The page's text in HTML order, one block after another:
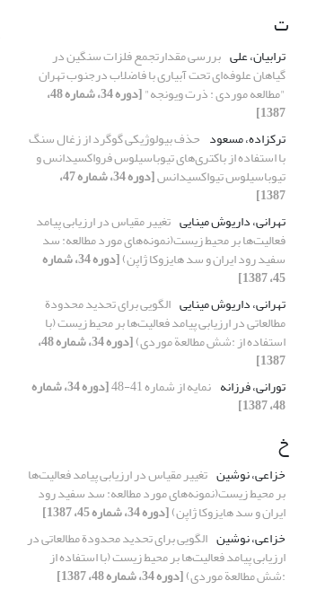
ت
ترابیان، علی بررسی مقدارتجمع فلزات سنگین در
گیاهان علوفه‌ای تحت آبیاری با فاضلاب درجنوب تهران
"مطالعه موردی : ذرت ویونجه" [دوره 34، شماره 48،
1387]
ترکزاده، مسعود حذف بیولوژیکی گوگرد از زغال سنگ
با استفاده از باکتری‌های تیوباسیلوس فرواکسیدانس و
تیوباسیلوس تیواکسیدانس [دوره 34، شماره 47،
1387]
تهرانی، داریوش مینایی تغییر مقیاس در ارزیابی پیامد
فعالیت‌ها بر محیط‌ زیست(نمونه‌های مورد مطالعه: سد
سفید رود ایران و سد هایزوکا ژاپن) [دوره 34، شماره
45، 1387]
تهرانی، داریوش مینایی الگویی برای تحدید محدودة
مطالعاتی در ارزیابی پیامد فعالیت‌ها بر محیط زیست (با
استفاده از :شش مطالعة موردی) [دوره 34، شماره 48،
1387]
تورانی، فرزانه نمایه از شماره 41-48 [دوره 34، شماره
48، 1387]
خ
خزاعی، نوشین تغییر مقیاس در ارزیابی پیامد فعالیت‌ها
بر محیط‌ زیست(نمونه‌های مورد مطالعه: سد سفید رود
ایران و سد هایزوکا ژاپن)[دوره 34، شماره 45، 1387]
خزاعی، نوشین الگویی برای تحدید محدودة مطالعاتی در
ارزیابی پیامد فعالیت‌ها بر محیط زیست (با استفاده از
:شش مطالعة موردی)[دوره 34، شماره 48، 1387]